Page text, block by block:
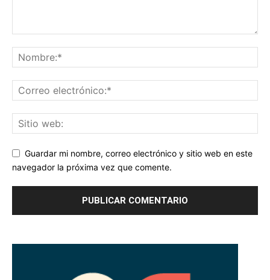
Guardar mi nombre, correo electrónico y sitio web en este
navegador la próxima vez que comente.